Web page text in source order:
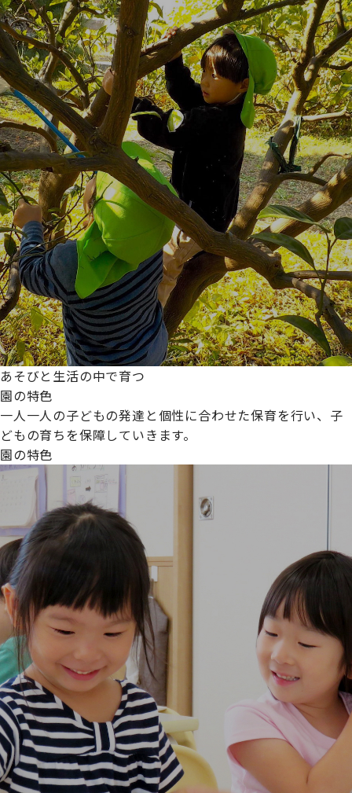
あそびと生活の中で育つ
園の特色
一人一人の子どもの発達と個性に合わせた保育を行い、子
どもの育ちを保障していきます。
園の特色